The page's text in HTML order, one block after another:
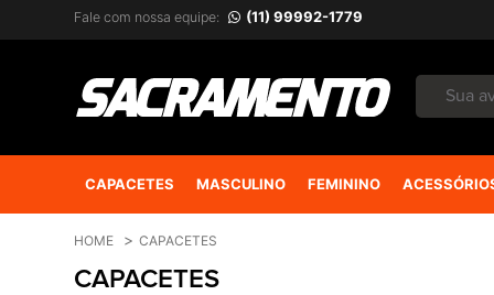
Fale com nossa equipe: (11) 99992-1779
CAPACETES MASCULINO FEMININO
HOME CAPACETES
CAPACETES